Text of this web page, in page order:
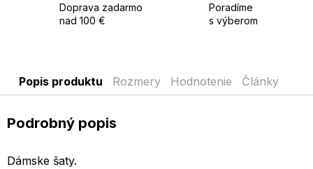
Doprava zadarmo
nad 100 €
Poradíme
s výberom
Popis produktu Rozmery Hodnotenie Články
Podrobný popis
Dámske šaty.